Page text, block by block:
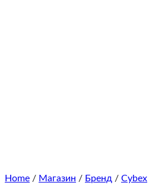
Home / Магазин / Бренд / Cybex